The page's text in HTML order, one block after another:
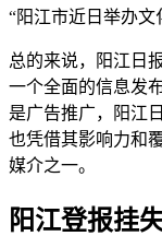
“阳江市近日举办
总的来说，阳江日
一个全面的信息发
是广告推广，阳江
也凭借其影响力和
媒介之一。
阳江登报挂